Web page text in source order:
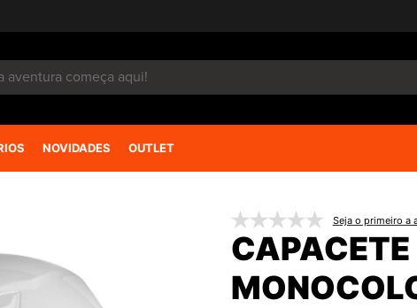
NOVIDADES OUTLET
Seja o primeiro a
CAPACETE